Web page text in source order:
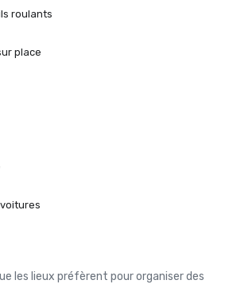
roulants
place
les lieux préfèrent pour organiser des